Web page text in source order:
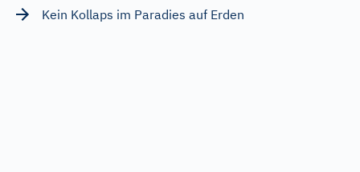
Kein Kollaps im Paradies auf Erden